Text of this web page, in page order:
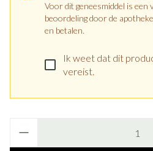
Voor dit geneesmiddel is een
beoordeling door de
en betalen.
Ik weet dat dit
vereist.